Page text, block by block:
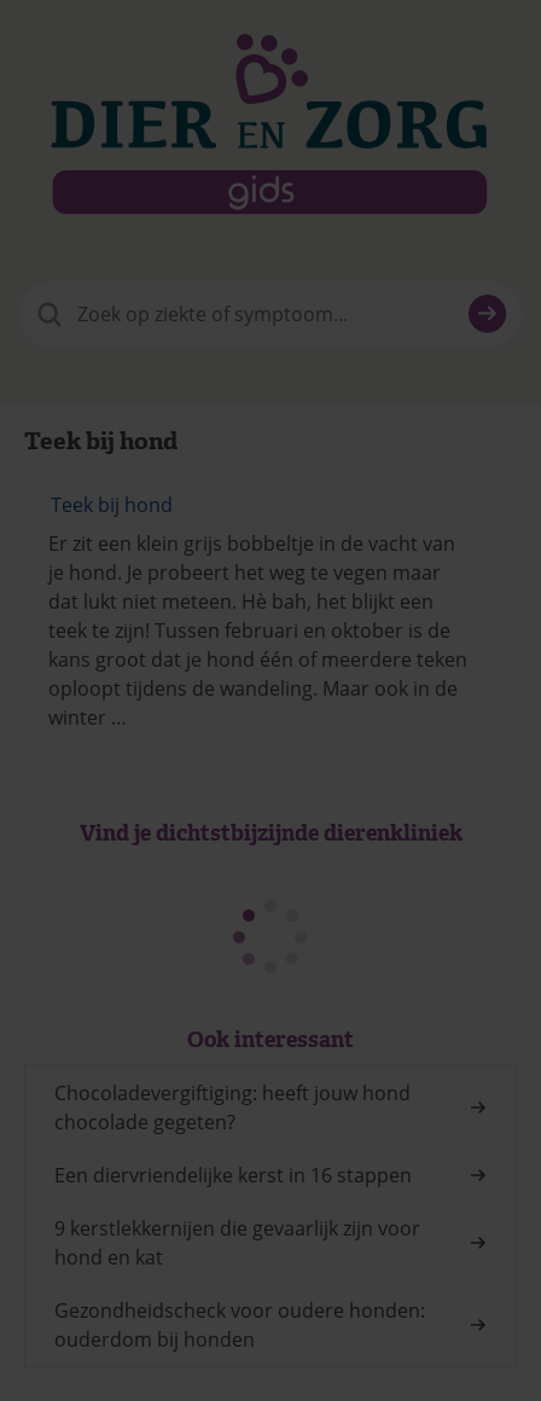
naar:
Teek bij hond
Teek bij hond
Er zit een klein grijs bobbeltje in de vacht van
je hond. Je probeert het weg te vegen maar
dat lukt niet meteen. Hè bah, het blijkt een
teek te zijn! Tussen februari en oktober is de
kans groot dat je hond één of meerdere teken
oploopt tijdens de wandeling. Maar ook in de
winter …
Vind je dichtstbijzijnde dierenkliniek
Ook interessant
Chocoladevergiftiging: heeft jouw hond
chocolade gegeten?
Een diervriendelijke kerst in 16 stappen
9 kerstlekkernijen die gevaarlijk zijn voor
hond en kat
Gezondheidscheck voor oudere honden:
ouderdom bij honden